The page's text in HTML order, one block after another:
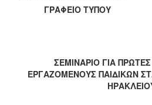
2020
2017
2016
ΓΡΑΦΕΙΟ ΤΥΠΟΥ
ΣΕΜΙΝΑΡΙΟ ΓΙΑ
ΕΡΓΑΖΟΜΕΝΟΥΣ ΠΑΙΔΙΚΩΝ